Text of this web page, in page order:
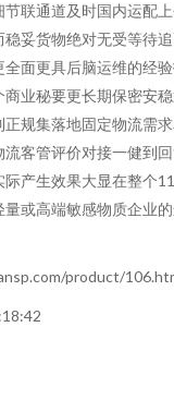
联通道及时国内运配
妥货物绝对无受等待
面更具后脑运维的经
业秘要更长期保密安
规集落地固定物流需
客管评价对接一健到
产生效果大显在整个
或高端敏感物质企业
product/